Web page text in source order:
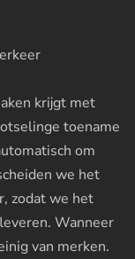
krijgt met
toename
om
we het
zodat we het
Wanneer
van merken.